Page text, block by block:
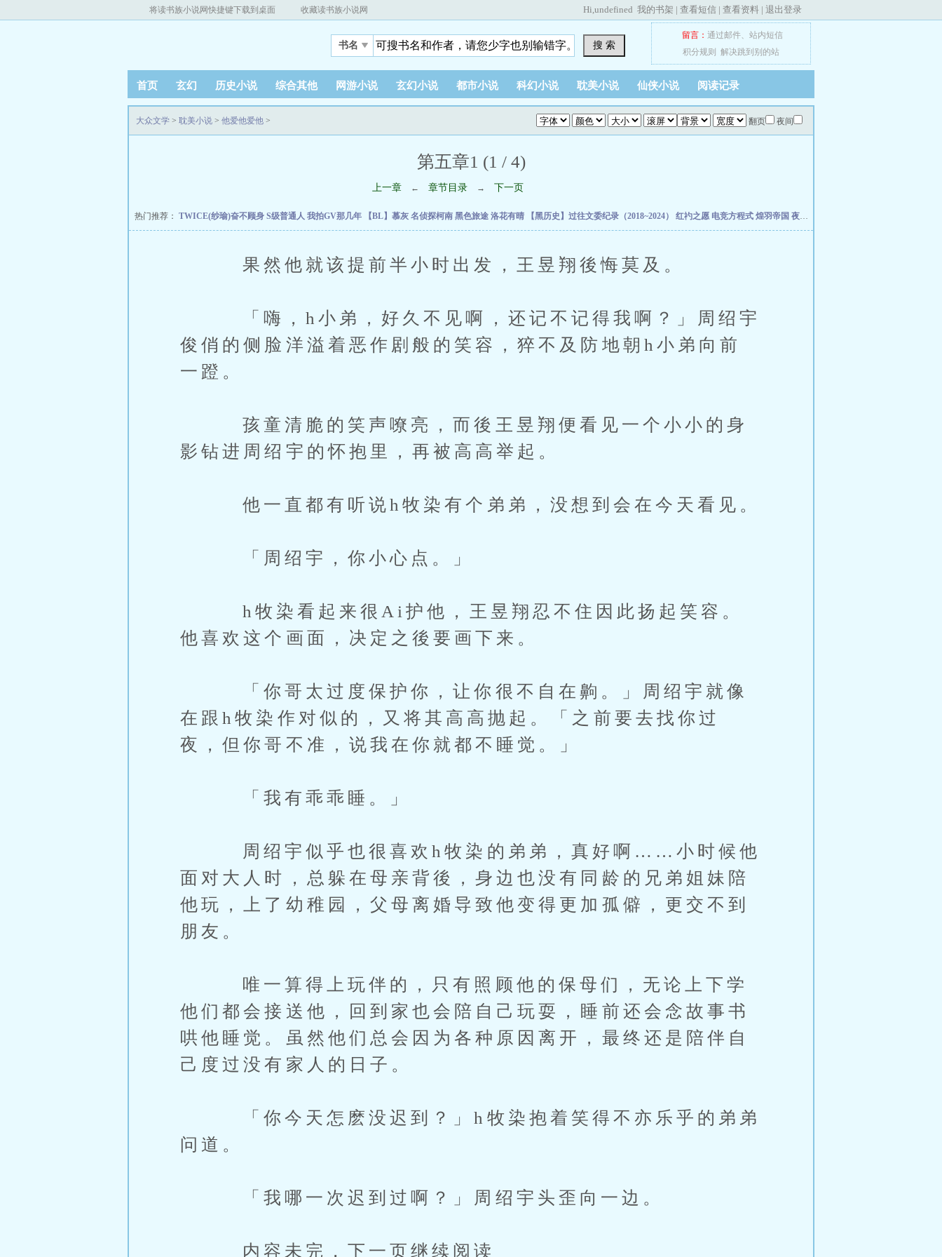
将读书族小说网快捷键下载到桌面 收藏读书族小说网 Hi,undefined 我的书架 | 查看短信 | 查看资料 | 退出登录
书名 搜 索
留言： 通过邮件、 站内短信
积分规则
解决跳到别的站
首页 玄幻 历史小说 综合其他 网游小说 玄幻小说 都市小说 科幻小说 耽美小说 仙侠小说 阅读记录
翻页 夜间
大众文学 > 耽美小说 > 他爱他爱他 >
第五章1 (1 / 4)
上一章 ← 章节目录 → 下一页
热门推荐： TWICE(纱瑜)奋不顾身 S级普通人 我拍GV那几年 【BL】慕灰 名侦探柯南 黑色旅途 洛花有晴 【黑历史】过往文委纪录（2018~2024） 红礿之愿 电竞方程式 煌羽帝国 夜班花店不打烊
果然他就该提前半小时出发，王昱翔後悔莫及。
「嗨，h小弟，好久不见啊，还记不记得我啊？」周绍宇
俊俏的侧脸洋溢着恶作剧般的笑容，猝不及防地朝h小弟向前
一蹬。
孩童清脆的笑声嘹亮，而後王昱翔便看见一个小小的身
影钻进周绍宇的怀抱里，再被高高举起。
他一直都有听说h牧染有个弟弟，没想到会在今天看见。
「周绍宇，你小心点。」
h牧染看起来很Ai护他，王昱翔忍不住因此扬起笑容。
他喜欢这个画面，决定之後要画下来。
「你哥太过度保护你，让你很不自在齁。」周绍宇就像
在跟h牧染作对似的，又将其高高抛起。「之前要去找你过
夜，但你哥不准，说我在你就都不睡觉。」
「我有乖乖睡。」
周绍宇似乎也很喜欢h牧染的弟弟，真好啊……小时候他
面对大人时，总躲在母亲背後，身边也没有同龄的兄弟姐妹陪
他玩，上了幼稚园，父母离婚导致他变得更加孤僻，更交不到
朋友。
唯一算得上玩伴的，只有照顾他的保母们，无论上下学
他们都会接送他，回到家也会陪自己玩耍，睡前还会念故事书
哄他睡觉。虽然他们总会因为各种原因离开，最终还是陪伴自
己度过没有家人的日子。
「你今天怎麽没迟到？」h牧染抱着笑得不亦乐乎的弟弟
问道。
「我哪一次迟到过啊？」周绍宇头歪向一边。
内容未完，下一页继续阅读